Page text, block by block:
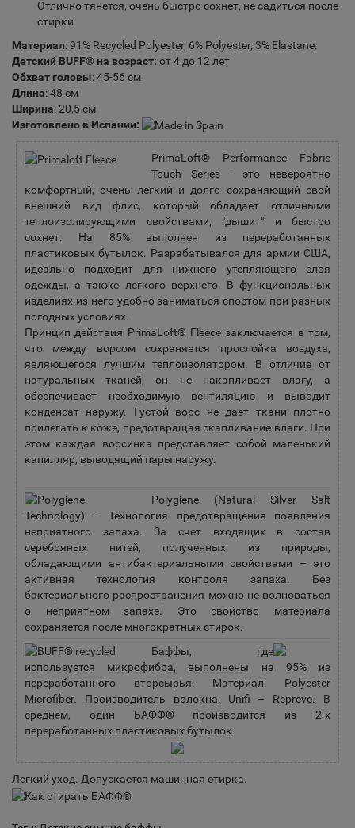
Отлично тянется, очень быстро сохнет, не садиться после
стирки
Материал: 91% Recycled Polyester, 6% Polyester, 3% Elastane.
Детский BUFF® на возраст: от 4 до 12 лет
Обхват головы: 45-56 см
Длина: 48 см
Ширина: 20,5 см
Изготовлено в Испании:
PrimaLoft® Performance Fabric
Touch Series - это невероятно
комфортный, очень легкий и долго сохраняющий свой
внешний вид флис, который обладает отличными
теплоизолирующими свойствами, "дышит" и быстро
сохнет. На 85% выполнен из переработанных
пластиковых бутылок. Разрабатывался для армии США,
идеально подходит для нижнего утепляющего слоя
одежды, а также легкого верхнего. В функциональных
изделиях из него удобно заниматься спортом при разных
погодных условиях.
Принцип действия PrimaLoft® Fleece заключается в том,
что между ворсом сохраняется прослойка воздуха,
являющегося лучшим теплоизолятором. В отличие от
натуральных тканей, он не накапливает влагу, а
обеспечивает необходимую вентиляцию и выводит
конденсат наружу. Густой ворс не дает ткани плотно
прилегать к коже, предотвращая скапливание влаги. При
этом каждая ворсинка представляет собой маленький
капилляр, выводящий пары наружу.
Polygiene (Natural Silver Salt
Technology) – Технология предотвращения появления
неприятного запаха. За счет входящих в состав
серебряных нитей, полученных из природы,
обладающими антибактериальными свойствами – это
активная технология контроля запаха. Без
бактериального распространения можно не волноваться
о неприятном запахе. Это свойство материала
сохраняется после многократных стирок.
Баффы, где
используется микрофибра, выполнены на 95% из
переработанного вторсырья. Материал: Polyester
Microfiber. Производитель волокна: Unifi – Repreve. В
среднем, один БАФФ® производится из 2-х
переработанных пластиковых бутылок.
Легкий уход. Допускается машинная стирка.